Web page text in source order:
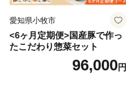
愛知県小牧市
<6ヶ月定期便>国産豚で作っ
たこだわり惣菜セット
96,000円